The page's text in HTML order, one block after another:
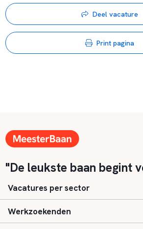
Deel vacature
Print pagina
"De leukste baan begint
Vacatures per sector
Basisonderwijs
Werkzoekenden